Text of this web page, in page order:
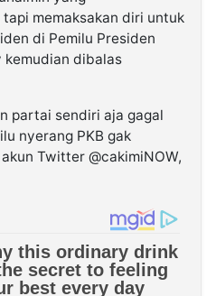
memaksakan diri untuk
di Pemilu Presiden
kemudian dibalas
partai sendiri aja gagal
nyerang PKB gak
Twitter @cakimiNOW,